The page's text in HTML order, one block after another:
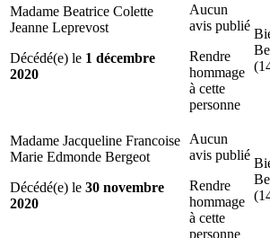
Madame Beatrice Colette
Jeanne Leprevost
Décédé(e) le 1 décembre
2020
Aucun
avis publié
Rendre
hommage
à cette
personne
Madame Jacqueline Francoise
Marie Edmonde Bergeot
Décédé(e) le 30 novembre
2020
Aucun
avis publié
Rendre
hommage
à cette
personne